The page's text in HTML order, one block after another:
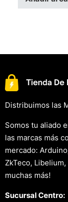
Distribuimos las
Somos tu aliado
las marcas más
mercado:
ZkTeco,
muchas más!
Sucursal Centro: